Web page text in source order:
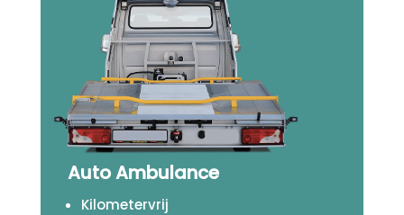
Auto Ambulance
Kilometervrij